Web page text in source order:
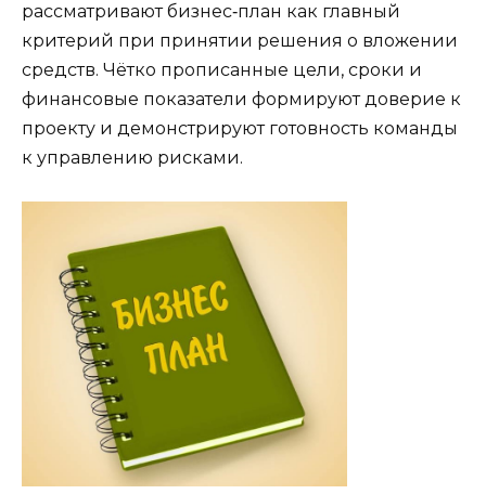
рассматривают бизнес‑план как главный
критерий при принятии решения о вложении
средств. Чётко прописанные цели, сроки и
финансовые показатели формируют доверие к
проекту и демонстрируют готовность команды
к управлению рисками.